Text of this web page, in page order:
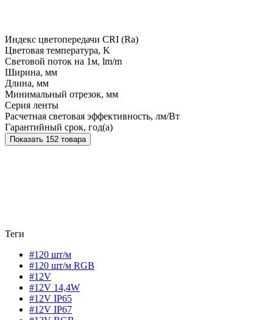
Индекс цветопередачи CRI (Ra)
Цветовая температура, K
Световой поток на 1м, lm/m
Ширина, мм
Длина, мм
Минимальный отрезок, мм
Серия ленты
Расчетная световая эффективность, лм/Вт
Гарантийный срок, год(а)
Показать 152 товара
Теги
#120 шт/м
#120 шт/м RGB
#12V
#12V 14,4W
#12V IP65
#12V IP67